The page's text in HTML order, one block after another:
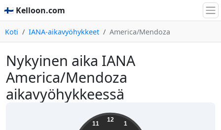
🇫🇮 Kelloon.com
Koti IANA-aikavyöhykkeet America/Mendoza
Nykyinen aika IANA
America/Mendoza
aikavyöhykkeessä
12
1
11